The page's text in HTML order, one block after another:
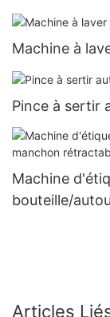
Machine à
Pince à sertir
Machine
bouteille/
Articles